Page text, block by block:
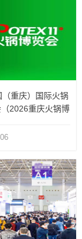
（重庆）国际火锅
2026重庆火锅博